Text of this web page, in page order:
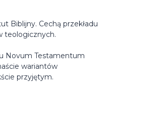
Biblijny. Cechą przekładu
teologicznych.
Novum Testamentum
wariantów
przyjętym.